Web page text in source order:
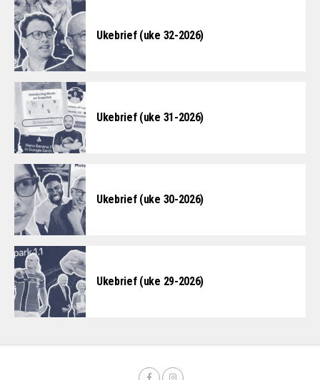
Ukebrief (uke 32-2026)
Ukebrief (uke 31-2026)
Ukebrief (uke 30-2026)
Ukebrief (uke 29-2026)